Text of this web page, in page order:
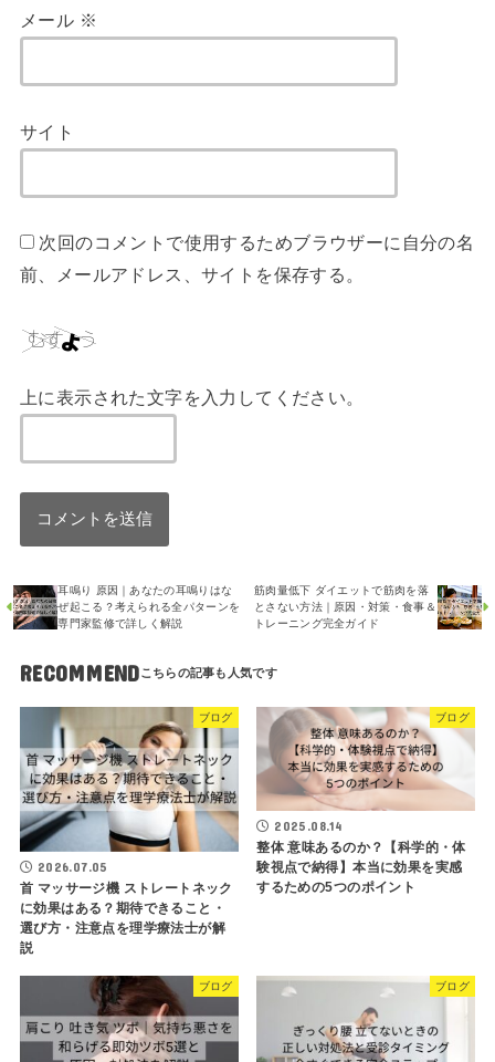
メール ※
サイト
次回のコメントで使用するためブラウザーに自分の名
前、メールアドレス、サイトを保存する。
上に表示された文字を入力してください。
耳鳴り 原因｜あなたの耳鳴りはな
ぜ起こる？考えられる全パターンを
専門家監修で詳しく解説
筋肉量低下 ダイエットで筋肉を落
とさない方法｜原因・対策・食事＆
トレーニング完全ガイド
RECOMMEND
ブログ
2026.07.05
首 マッサージ機 ストレートネック
に効果はある？期待できること・
選び方・注意点を理学療法士が解
説
ブログ
2025.08.14
整体 意味あるのか？【科学的・体
験視点で納得】本当に効果を実感
するための5つのポイント
ブログ ブログ